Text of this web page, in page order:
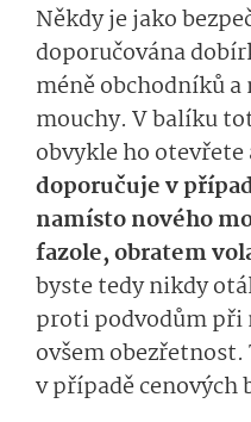
Někdy je jako
doporučována
méně obchodníků a
mouchy. V balíku
obvykle ho otevřete
doporučuje v
namísto nového
fazole, obratem
byste tedy nikdy
proti podvodům při
ovšem
v případě cenových